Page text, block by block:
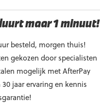
maar 1 minuut!
besteld, morgen thuis!
gekozen door specialisten
mogelijk met AfterPay
jaar ervaring en kennis